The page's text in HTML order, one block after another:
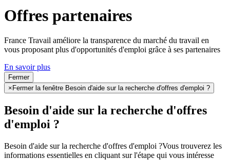
Offres partenaires
France Travail améliore la transparence du marché du travail en
vous proposant plus d'opportunités d'emploi grâce à ses partenaires
En savoir plus
Fermer
× Fermer la fenêtre Besoin d'aide sur la recherche d'offres d'emploi ?
Besoin d'aide sur la recherche d'offres
d'emploi ?
Besoin d'aide sur la recherche d'offres d'emploi ?Vous trouverez les
informations essentielles en cliquant sur l'étape qui vous intéresse